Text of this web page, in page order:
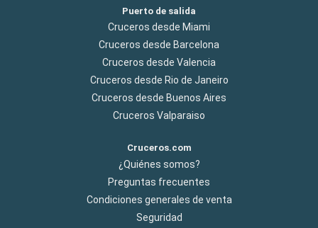
Puerto de salida
Cruceros desde Miami
Cruceros desde Barcelona
Cruceros desde Valencia
Cruceros desde Rio de Janeiro
Cruceros desde Buenos Aires
Cruceros Valparaiso
Cruceros.com
¿Quiénes somos?
Preguntas frecuentes
Condiciones generales de venta
Seguridad